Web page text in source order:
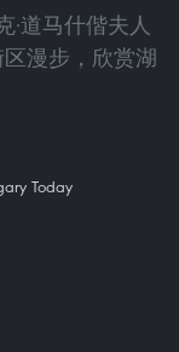
·道马什偕夫人
漫步，欣赏湖